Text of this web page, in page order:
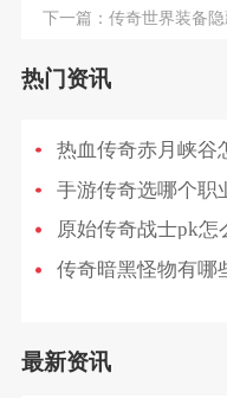
下一篇： 传奇世界装备
热门资讯
热血传奇赤月峡谷
手游传奇选哪个职
原始传奇战士pk怎
传奇暗黑怪物有哪
最新资讯